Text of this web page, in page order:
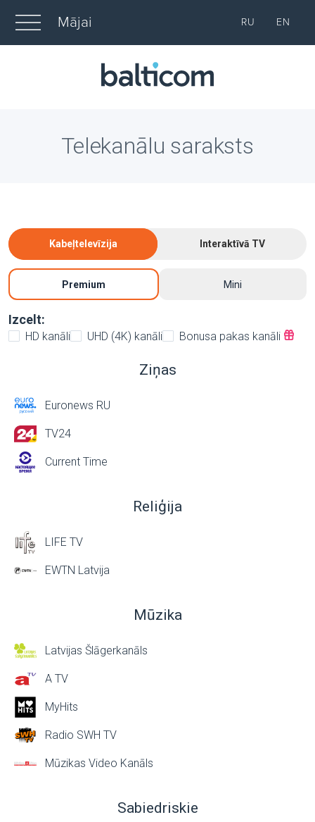
Mājai RU EN
Telekanālu saraksts
Kabeļtelevīzija Interaktīvā TV
Premium Mini
Izcelt:
HD kanāli UHD (4K) kanāli Bonusa pakas kanāli
Ziņas
Euronews RU
TV24
Current Time
Reliģija
LIFE TV
EWTN Latvija
Mūzika
Latvijas Šlāgerkanāls
A TV
MyHits
Radio SWH TV
Mūzikas Video Kanāls
Sabiedriskie